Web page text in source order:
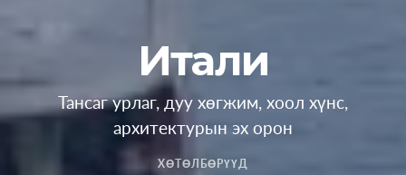
Итали
Тансаг урлаг, дуу хөгжим, хоол хүнс,
архитектурын эх орон
ХӨТӨЛБӨРҮҮД